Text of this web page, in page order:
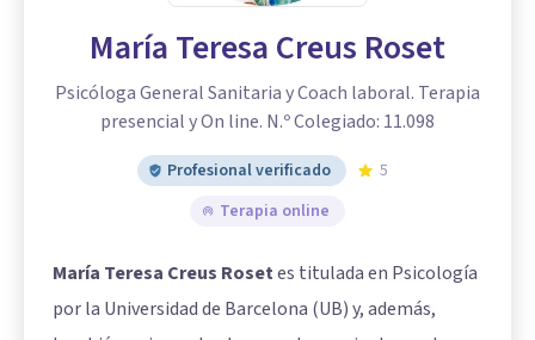
María Teresa Creus Roset
Psicóloga General Sanitaria y Coach laboral. Terapia
presencial y On line. N.º Colegiado: 11.098
Profesional verificado
5
Terapia online
María Teresa Creus Rosetes titulada en Psicología
por la Universidad de Barcelona (UB) y, además,